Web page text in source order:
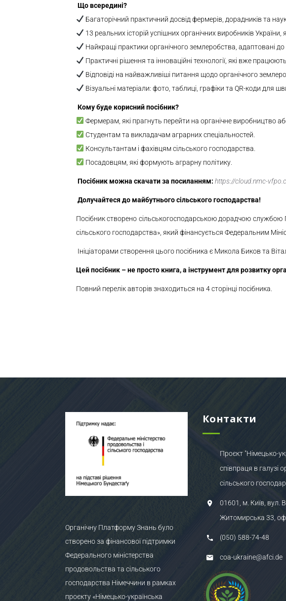
Що всередині?
Багаторічний практичний досвід фермерів, дорадників та
13 реальних історій успішних органічних виробників
Найкращі практики органічного землеробства, адаптовані
Практичні рішення та інноваційні технології, які вже
Відповіді на найважливіші питання щодо органічного
Візуальні матеріали: фото, таблиці, графіки та QR-коди для
Кому буде корисний посібник?
Фермерам, які прагнуть перейти на органічне виробництво
Студентам та викладачам аграрних спеціальностей.
Консультантам і фахівцям сільського господарства.
Посадовцям, які формують аграрну політику.
Посібник можна скачати за посиланням: https://cloud.nmc-
Долучайтеся до майбутнього сільського господарства!
Посібник створено сільськогосподарською дорадчою службою
сільського господарства», який фінансується Федеральним
Ініціаторами створення цього посібника є Микола Биков та
Цей посібник – не просто книга, а інструмент для розвитку
Повний перелік авторів знаходиться на 4 сторінці посібника.
Органічну Платформу Знань було
створено за фінансової підтримки
Федерального міністерства
продовольства та сільського
господарства Німеччини в рамках
проєкту «Німецько-українська
Контакти
Проєкт "Німецько-
співпраця в галузі
сільського
01601, м. Київ, вул.
Житомирська 33,
(050) 588-74-48
coa-ukraine@afci.de